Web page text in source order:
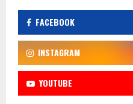
FACEBOOK
INSTAGRAM
YOUTUBE